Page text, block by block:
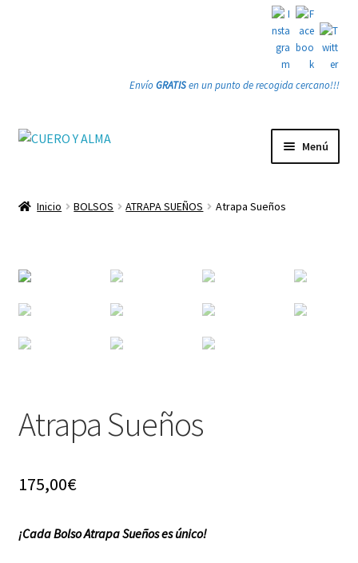
EnvíoGRATISen un punto de recogida cercano!!!
Ir
navegación
Ir
página
Menú
Quienes somos
Gracias
Contacto
Inicio BOLSOS ATRAPA SUEÑOS Atrapa Sueños
Atrapa Sueños
175,00€
¡Cada Bolso Atrapa Sueños es único!